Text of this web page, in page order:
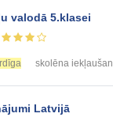
valodā 5.klasei
skolēna
Latvijā